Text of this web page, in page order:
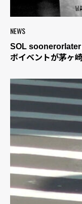
NEWS
SOL soonerorlater
ボイベントが茅ヶ